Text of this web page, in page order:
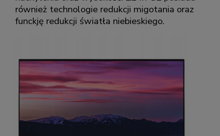
również technologie redukcji migotania oraz
funckję redukcji światła niebieskiego.